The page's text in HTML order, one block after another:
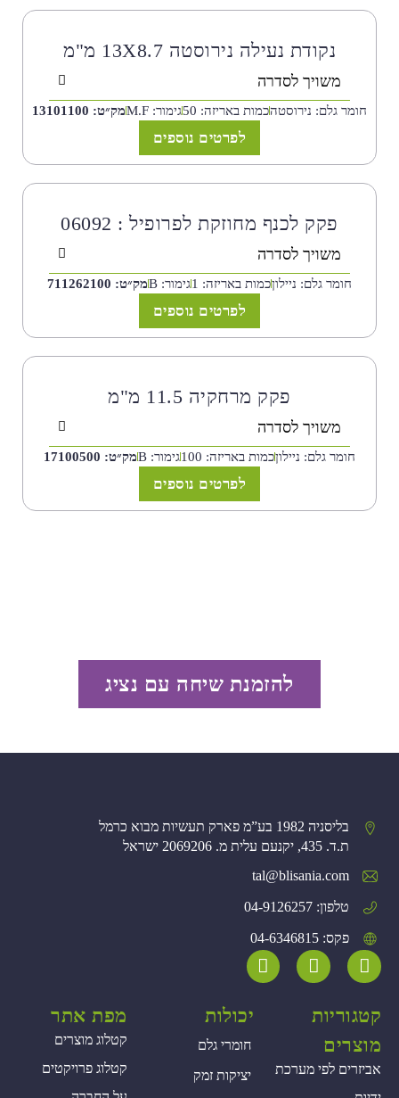
נקודת נעילה נירוסטה 13X8.7 מ"מ
משויך לסדרה
חומר גלם: נירוסטהכמות באריזה: 50 גימור: M.F מק״ט: 13101100
לפרטים נוספים
פקק לכנף מחוזקת לפרופיל : 06092
משויך לסדרה
חומר גלם: ניילוןכמות באריזה: 1 גימור: B מק״ט: 711262100
לפרטים נוספים
פקק מרחקיה 11.5 מ"מ
משויך לסדרה
חומר גלם: ניילוןכמות באריזה: 100 גימור: B מק״ט: 17100500
לפרטים נוספים
להזמנת שיחה עם נציג
בליסניה 1982 בע”מ פארק תעשיות מבוא כרמל
ת.ד. 435, יקנעם עלית מ. 2069206 ישראל
tal@blisania.com‏
טלפון: 04-9126257
פקס: 04-6346815
קטגוריות
מוצרים
אביזרים לפי מערכת
יכולות
חומרי גלם
יציקות זמק
מפת אתר
קטלוג מוצרים
קטלוג פרויקטים